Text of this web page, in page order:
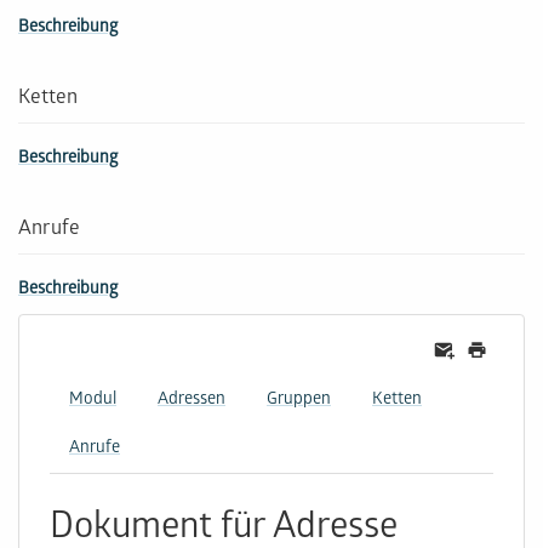
Beschreibung
Ketten
Beschreibung
Anrufe
Beschreibung
Modul Adressen Gruppen Ketten
Anrufe
Dokument für Adresse